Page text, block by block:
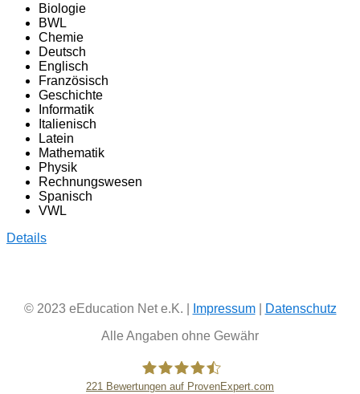
Biologie
BWL
Chemie
Deutsch
Englisch
Französisch
Geschichte
Informatik
Italienisch
Latein
Mathematik
Physik
Rechnungswesen
Spanisch
VWL
Details
© 2023 eEducation Net e.K. | Impressum|
Datenschutz
Alle Angaben ohne Gewähr
221 Bewertungen auf ProvenExpert.com